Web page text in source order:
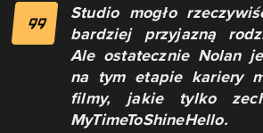
Studio mogło
bardziej przyjazną
Ale ostatecznie Nolan
na tym etapie kariery
filmy, jakie tylko
MyTimeToShineHello.